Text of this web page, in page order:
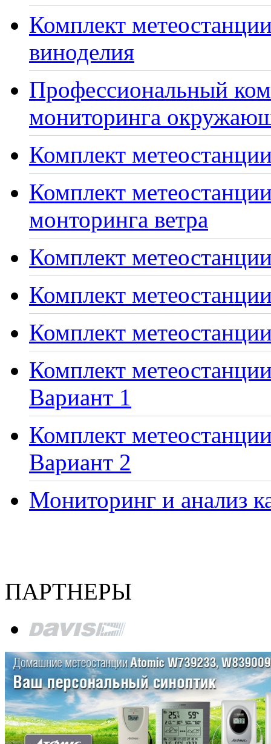
Комплект
виноделия
Профессиональный
мониторинга
Комплект
Комплект
монторинга ветра
Комплект
Комплект
Комплект
Комплект
Вариант 1
Комплект
Вариант 2
Мониторинг и анализ
ПАРТНЕРЫ